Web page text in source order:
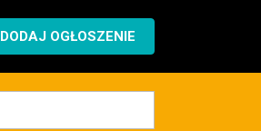
DODAJ OGŁOSZENIE